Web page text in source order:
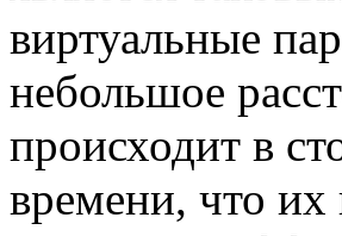
виртуальные
небольшое
происходит в
времени, что